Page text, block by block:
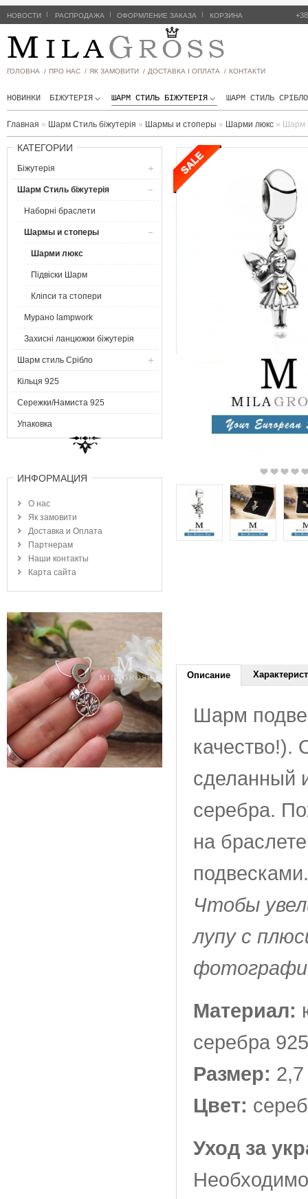
НОВОСТИ РАСПРОДАЖА ОФОРМЛЕНИЕ ЗАКАЗА КОРЗИНА
ГОЛОВНА / ПРО НАС / ЯК ЗАМОВИТИ / ДОСТАВКА І ОПЛАТА / КОНТАКТИ
НОВИНКИ БІЖУТЕРІЯ ШАРМ СТИЛЬ БIЖУТЕРIЯ ШАРМ СТИЛЬ СРІБЛО
Главная » Шарм Стиль бiжутерiя » Шармы и стоперы » Шарми люкс » Шарм
КАТЕГОРИИ
Біжутерія
Шарм Стиль бiжутерiя
Наборнi браслети
Шармы и стоперы
Шарми люкс
Підвіски Шарм
Кліпси та стопери
Мурано lampwork
Захисні ланцюжки біжутерія
Шарм стиль Срібло
Кільця 925
Сережки/Намиста 925
Упаковка
ИНФОРМАЦИЯ
О нас
Як замовити
Доставка и Оплата
Партнерам
Наши контакты
Карта сайта
Описание
Шарм
качество!).
сделанный
серебра.
на
подвесками.
Чтобы
лупу с
Материал:
серебра
Размер:
Цвет:
Уход за